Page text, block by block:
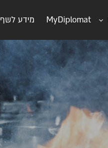
MyDiplomat מידע לשף